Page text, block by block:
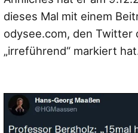
dieses Mal mit einem
odysee.com, den Twitter
„irreführend“ markiert